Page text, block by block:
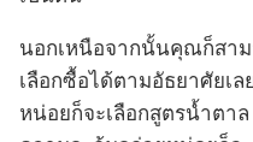
นอกเหนือจากนั้นคุณก็สา
เลือกซื้อได้ตามอัธยาศัยเล
หน่อยก็จะเลือกสูตรน้ำตา